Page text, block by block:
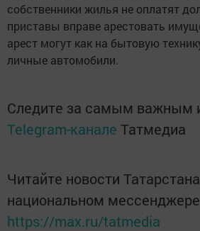
собственники жилья не оплатят
приставы вправе арестовать
арест могут как на бытовую
личные автомобили.
Следите за самым важным
Telegram-канале Татмедиа
Читайте новости
национальном
https://max.ru/tatmedia